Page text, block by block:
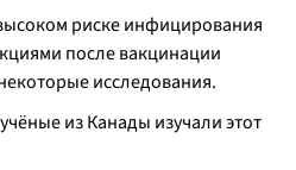
риске инфицирования
после вакцинации
исследования.
из Канады изучали этот